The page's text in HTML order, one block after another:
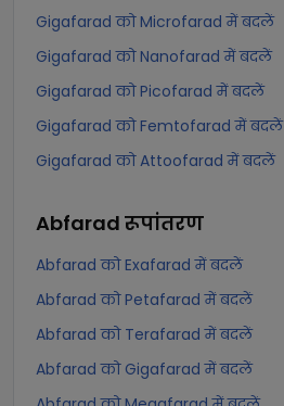
Gigafarad को Microfarad में बदलें
Gigafarad को Nanofarad में बदलें
Gigafarad को Picofarad में बदलें
Gigafarad को Femtofarad में बदलें
Gigafarad को Attoofarad में बदलें
Abfarad रूपांतरण
Abfarad को Exafarad में बदलें
Abfarad को Petafarad में बदलें
Abfarad को Terafarad में बदलें
Abfarad को Gigafarad में बदलें